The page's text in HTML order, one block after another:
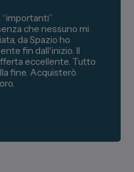
che nessuno mi
da Spazio ho
fin dall'inizio. Il
eccellente. Tutto
fine. Acquisterò